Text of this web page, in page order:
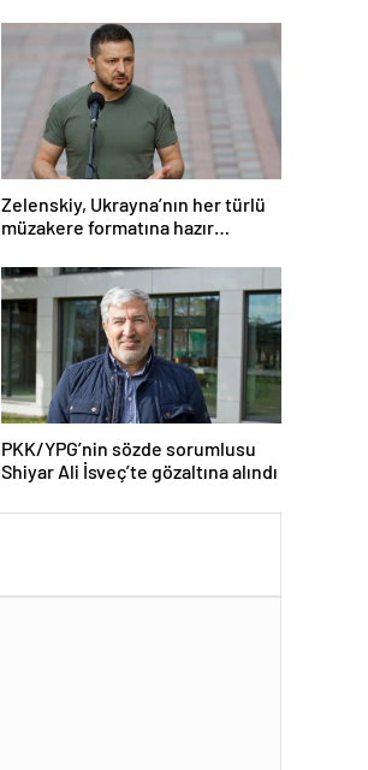
Zelenskiy, Ukrayna’nın her türlü
müzakere formatına hazır
PKK/YPG’nin sözde sorumlusu
Shiyar Ali İsveç’te gözaltına alındı